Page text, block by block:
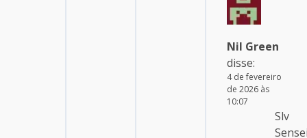
Nil Green
disse:
4 de fevereiro
de 2026 às
10:07
Slv